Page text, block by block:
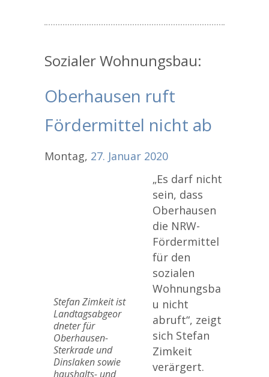
Sozialer Wohnungsbau:
Oberhausen ruft
Fördermittel nicht ab
Montag, 27. Januar 2020
Stefan Zimkeit ist
Landtagsabgeor
dneter für
Oberhausen-
Sterkrade und
Dinslaken sowie
haushalts- und
„Es darf nicht
sein, dass
Oberhausen
die NRW-
Fördermittel
für den
sozialen
Wohnungsba
u nicht
abruft“, zeigt
sich Stefan
Zimkeit
verärgert.